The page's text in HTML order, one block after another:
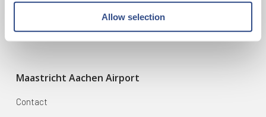
Allow selection
Maastricht Aachen Airport
Contact